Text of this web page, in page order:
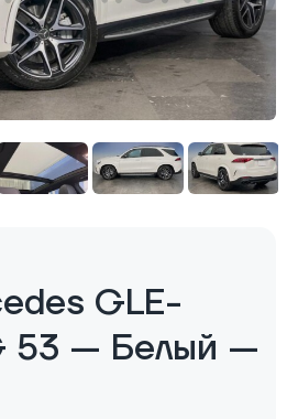
GLE-
53 — Белый —